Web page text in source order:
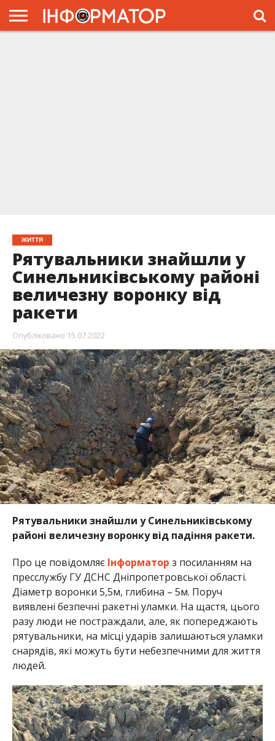
ЖИТТЯ
Рятувальники знайшли у
Синельниківському районі
величезну воронку від
ракети
Опубліковано 15.07.2022
Рятувальники знайшли у Синельниківському
районі величезну воронку від падіння ракети.
Про це повідомляє Інформатор з посиланням на
пресслужбу ГУ ДСНС Дніпропетровської області.
Діаметр воронки 5,5м, глибина – 5м. Поруч
виявлені безпечні ракетні уламки. На щастя, цього
разу люди не постраждали, але, як попереджають
рятувальники, на місці ударів залишаються уламки
снарядів, які можуть бути небезпечними для життя
людей.